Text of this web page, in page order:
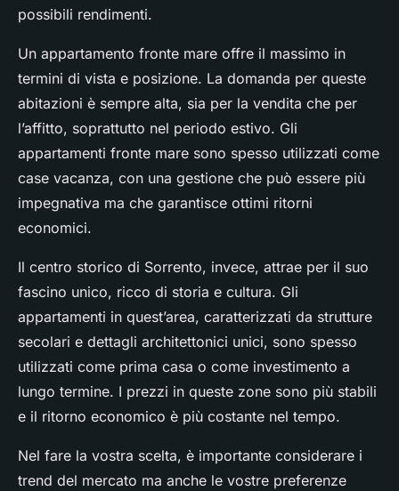
possibili rendimenti.
Un appartamento fronte mare offre il massimo in
termini di vista e posizione. La domanda per queste
abitazioni è sempre alta, sia per la vendita che per
l’affitto, soprattutto nel periodo estivo. Gli
appartamenti fronte mare sono spesso utilizzati come
case vacanza, con una gestione che può essere più
impegnativa ma che garantisce ottimi ritorni
economici.
Il centro storico di Sorrento, invece, attrae per il suo
fascino unico, ricco di storia e cultura. Gli
appartamenti in quest’area, caratterizzati da strutture
secolari e dettagli architettonici unici, sono spesso
utilizzati come prima casa o come investimento a
lungo termine. I prezzi in queste zone sono più stabili
e il ritorno economico è più costante nel tempo.
Nel fare la vostra scelta, è importante considerare i
trend del mercato ma anche le vostre preferenze